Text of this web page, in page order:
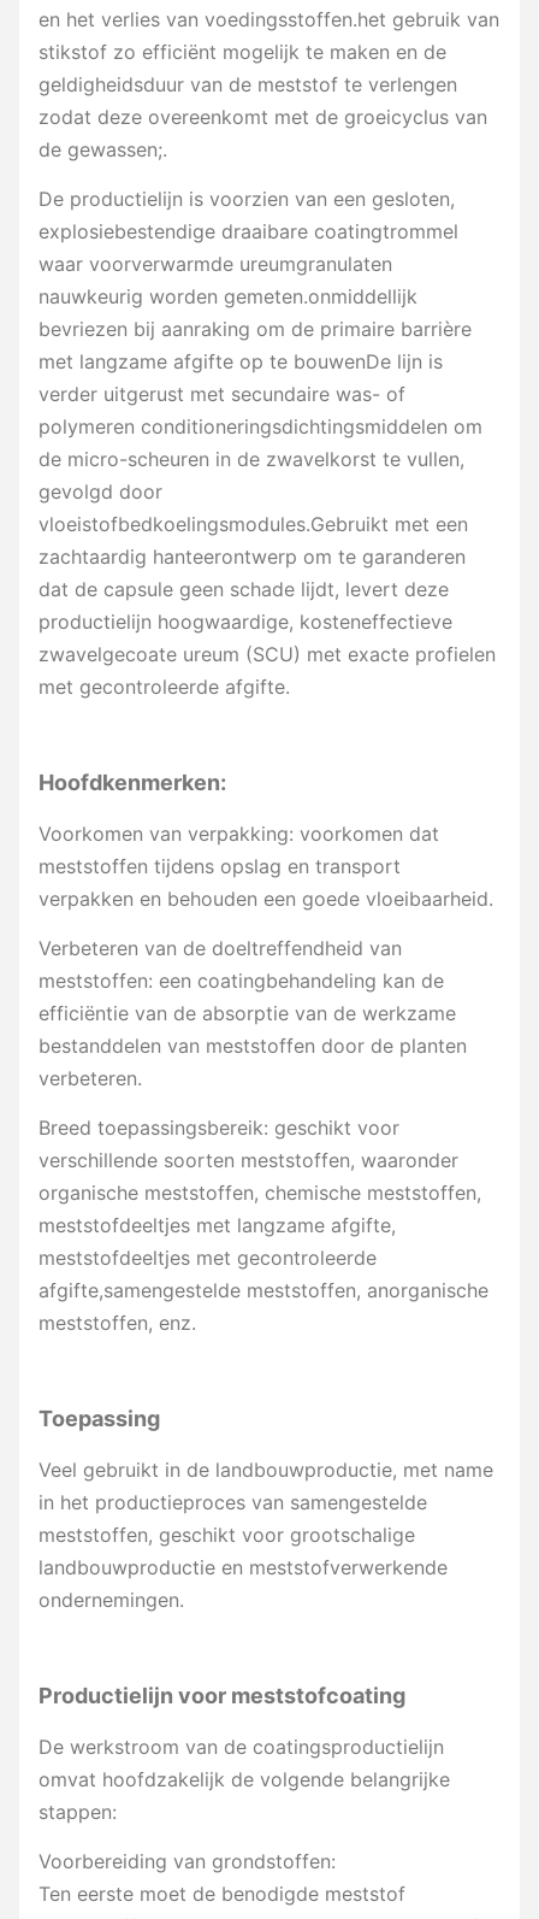
en het verlies van voedingsstoffen.het gebruik van
stikstof zo efficiënt mogelijk te maken en de
geldigheidsduur van de meststof te verlengen
zodat deze overeenkomt met de groeicyclus van
de gewassen;.
De productielijn is voorzien van een gesloten,
explosiebestendige draaibare coatingtrommel
waar voorverwarmde ureumgranulaten
nauwkeurig worden gemeten.onmiddellijk
bevriezen bij aanraking om de primaire barrière
met langzame afgifte op te bouwenDe lijn is
verder uitgerust met secundaire was- of
polymeren conditioneringsdichtingsmiddelen om
de micro-scheuren in de zwavelkorst te vullen,
gevolgd door
vloeistofbedkoelingsmodules.Gebruikt met een
zachtaardig hanteerontwerp om te garanderen
dat de capsule geen schade lijdt, levert deze
productielijn hoogwaardige, kosteneffectieve
zwavelgecoate ureum (SCU) met exacte profielen
met gecontroleerde afgifte.
Hoofdkenmerken:
Voorkomen van verpakking: voorkomen dat
meststoffen tijdens opslag en transport
verpakken en behouden een goede vloeibaarheid.
Verbeteren van de doeltreffendheid van
meststoffen: een coatingbehandeling kan de
efficiëntie van de absorptie van de werkzame
bestanddelen van meststoffen door de planten
verbeteren.
Breed toepassingsbereik: geschikt voor
verschillende soorten meststoffen, waaronder
organische meststoffen, chemische meststoffen,
meststofdeeltjes met langzame afgifte,
meststofdeeltjes met gecontroleerde
afgifte,samengestelde meststoffen, anorganische
meststoffen, enz.
Toepassing
Veel gebruikt in de landbouwproductie, met name
in het productieproces van samengestelde
meststoffen, geschikt voor grootschalige
landbouwproductie en meststofverwerkende
ondernemingen.
Productielijn voor meststofcoating
De werkstroom van de coatingsproductielijn
omvat hoofdzakelijk de volgende belangrijke
stappen:
Voorbereiding van grondstoffen:
Ten eerste moet de benodigde meststof